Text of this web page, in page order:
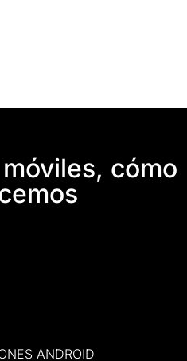
cómo
ANDROID